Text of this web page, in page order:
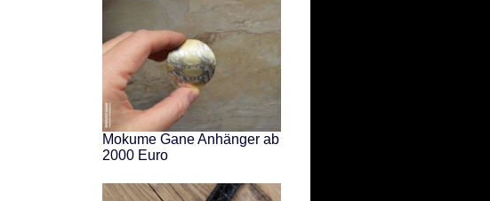
Mokume Gane Anhänger ab
2000 Euro